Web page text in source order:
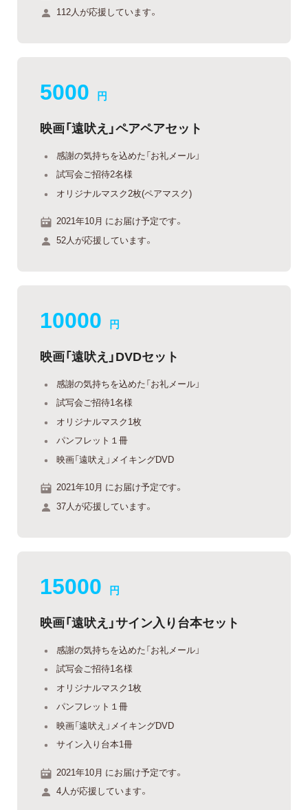
112人が応援しています。
5000 円
映画「遠吠え」ペアペアセット
感謝の気持ちを込めた「お礼メール」
試写会ご招待2名様
オリジナルマスク2枚(ペアマスク)
2021年10月 にお届け予定です。
52人が応援しています。
10000 円
映画「遠吠え」DVDセット
感謝の気持ちを込めた「お礼メール」
試写会ご招待1名様
オリジナルマスク1枚
パンフレット１冊
映画「遠吠え」メイキングDVD
2021年10月 にお届け予定です。
37人が応援しています。
15000 円
映画「遠吠え」サイン入り台本セット
感謝の気持ちを込めた「お礼メール」
試写会ご招待1名様
オリジナルマスク1枚
パンフレット１冊
映画「遠吠え」メイキングDVD
サイン入り台本1冊
2021年10月 にお届け予定です。
4人が応援しています。